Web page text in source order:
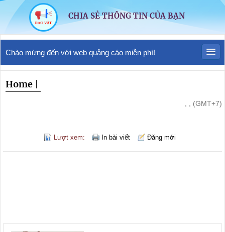
CHIA SẺ THÔNG TIN CỦA BẠN
Chào mừng đến với web quảng cáo miễn phí!
Home
, , (GMT+7)
Lượt xem: In bài viết Đăng mới